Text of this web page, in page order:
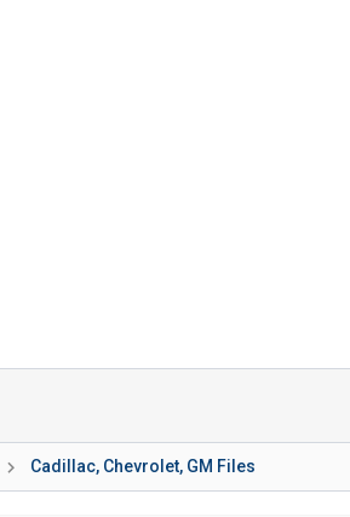
Cadillac, Chevrolet, GM Files